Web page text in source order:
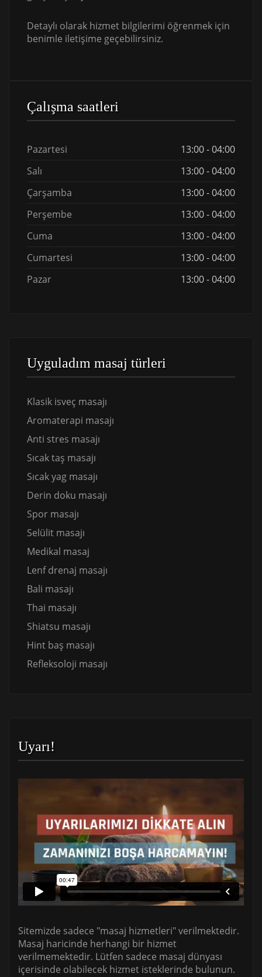
Detaylı olarak hizmet bilgilerimi öğrenmek için
benimle iletişime geçebilirsiniz.
Çalışma saatleri
Pazartesi
13:00 - 04:00
Salı
13:00 - 04:00
Çarşamba
13:00 - 04:00
Perşembe
13:00 - 04:00
Cuma
13:00 - 04:00
Cumartesi
13:00 - 04:00
Pazar
13:00 - 04:00
Uyguladım masaj türleri
Klasik isveç masajı
Aromaterapi masajı
Anti stres masajı
Sıcak taş masajı
Sıcak yag masajı
Derin doku masajı
Spor masajı
Selülit masajı
Medikal masaj
Lenf drenaj masajı
Bali masajı
Thai masajı
Shiatsu masajı
Hint baş masajı
Refleksoloji masajı
Uyarı!
Sitemizde sadece "masaj hizmetleri" verilmektedir.
Masaj haricinde herhangi bir hizmet
verilmemektedir. Lütfen sadece masaj dünyası
içerisinde olabilecek hizmet isteklerinde bulunun.